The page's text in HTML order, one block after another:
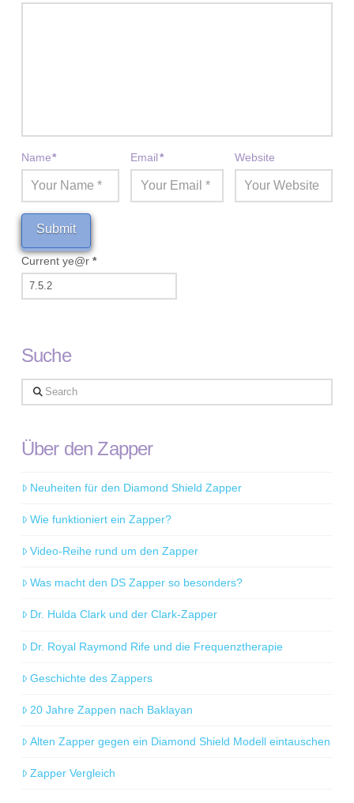
Name* Email* Website
Current ye@r *
Suche
Search
Über den Zapper
Neuheiten für den Diamond Shield Zapper
Wie funktioniert ein Zapper?
Video-Reihe rund um den Zapper
Was macht den DS Zapper so besonders?
Dr. Hulda Clark und der Clark-Zapper
Dr. Royal Raymond Rife und die Frequenztherapie
Geschichte des Zappers
20 Jahre Zappen nach Baklayan
Alten Zapper gegen ein Diamond Shield Modell eintauschen
Zapper Vergleich